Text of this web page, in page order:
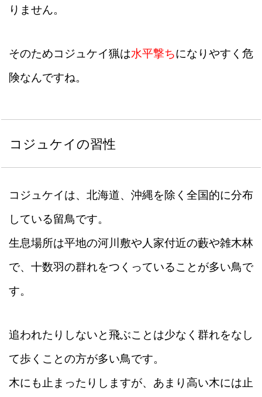
りません。
そのためコジュケイ猟は水平撃ちになりやすく危
険なんですね。
コジュケイの習性
コジュケイは、北海道、沖縄を除く全国的に分布
している留鳥です。
生息場所は平地の河川敷や人家付近の藪や雑木林
で、十数羽の群れをつくっていることが多い鳥で
す。
追われたりしないと飛ぶことは少なく群れをなし
て歩くことの方が多い鳥です。
木にも止まったりしますが、あまり高い木には止